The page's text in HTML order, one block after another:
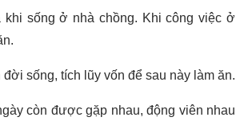
sống ở nhà chồng. Khi công việc ở
sống, tích lũy vốn để sau này làm ăn.
còn được gặp nhau, động viên nhau